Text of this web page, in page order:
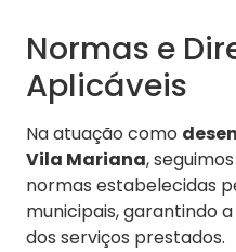
Normas e
Aplicáveis
Na atuação como
Vila Mariana,
normas estabelecidas
municipais, garantindo
dos serviços prestados.